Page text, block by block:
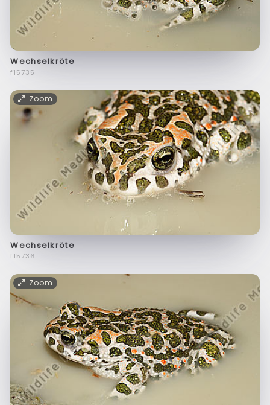
Wechselkröte
f15735
Zoom
Wechselkröte
f15736
Zoom